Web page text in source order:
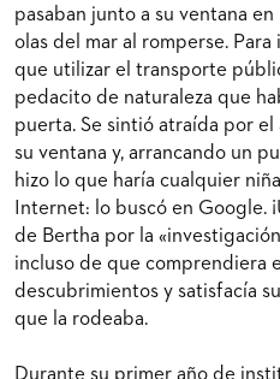
pasaban junto a su ventana
olas del mar al romperse.
que utilizar el transporte
pedacito de naturaleza que
puerta. Se sintió atraída por
su ventana y, arrancando un
hizo lo que haría cualquier
Internet: lo buscó en Google.
de Bertha por la
incluso de que comprendiera
descubrimientos y satisfacía
que la rodeaba.
Durante su primer año de